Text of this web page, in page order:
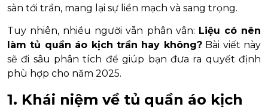
sàn tới trần, mang lại sự liền mạch và sang trọng.
Tuy nhiên, nhiều người vẫn phân vân: Liệu có nên
làm tủ quần áo kịch trần hay không?Bài viết này
sẽ đi sâu phân tích để giúp bạn đưa ra quyết định
phù hợp cho năm 2025.
1. Khái niệm về tủ quần áo kịch